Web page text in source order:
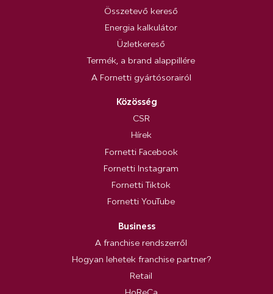
Összetevő kereső
Energia kalkulátor
Üzletkereső
Termék, a brand alappillére
A Fornetti gyártósorairól
Közösség
CSR
Hírek
Fornetti Facebook
Fornetti Instagram
Fornetti Tiktok
Fornetti YouTube
Business
A franchise rendszerről
Hogyan lehetek franchise partner?
Retail